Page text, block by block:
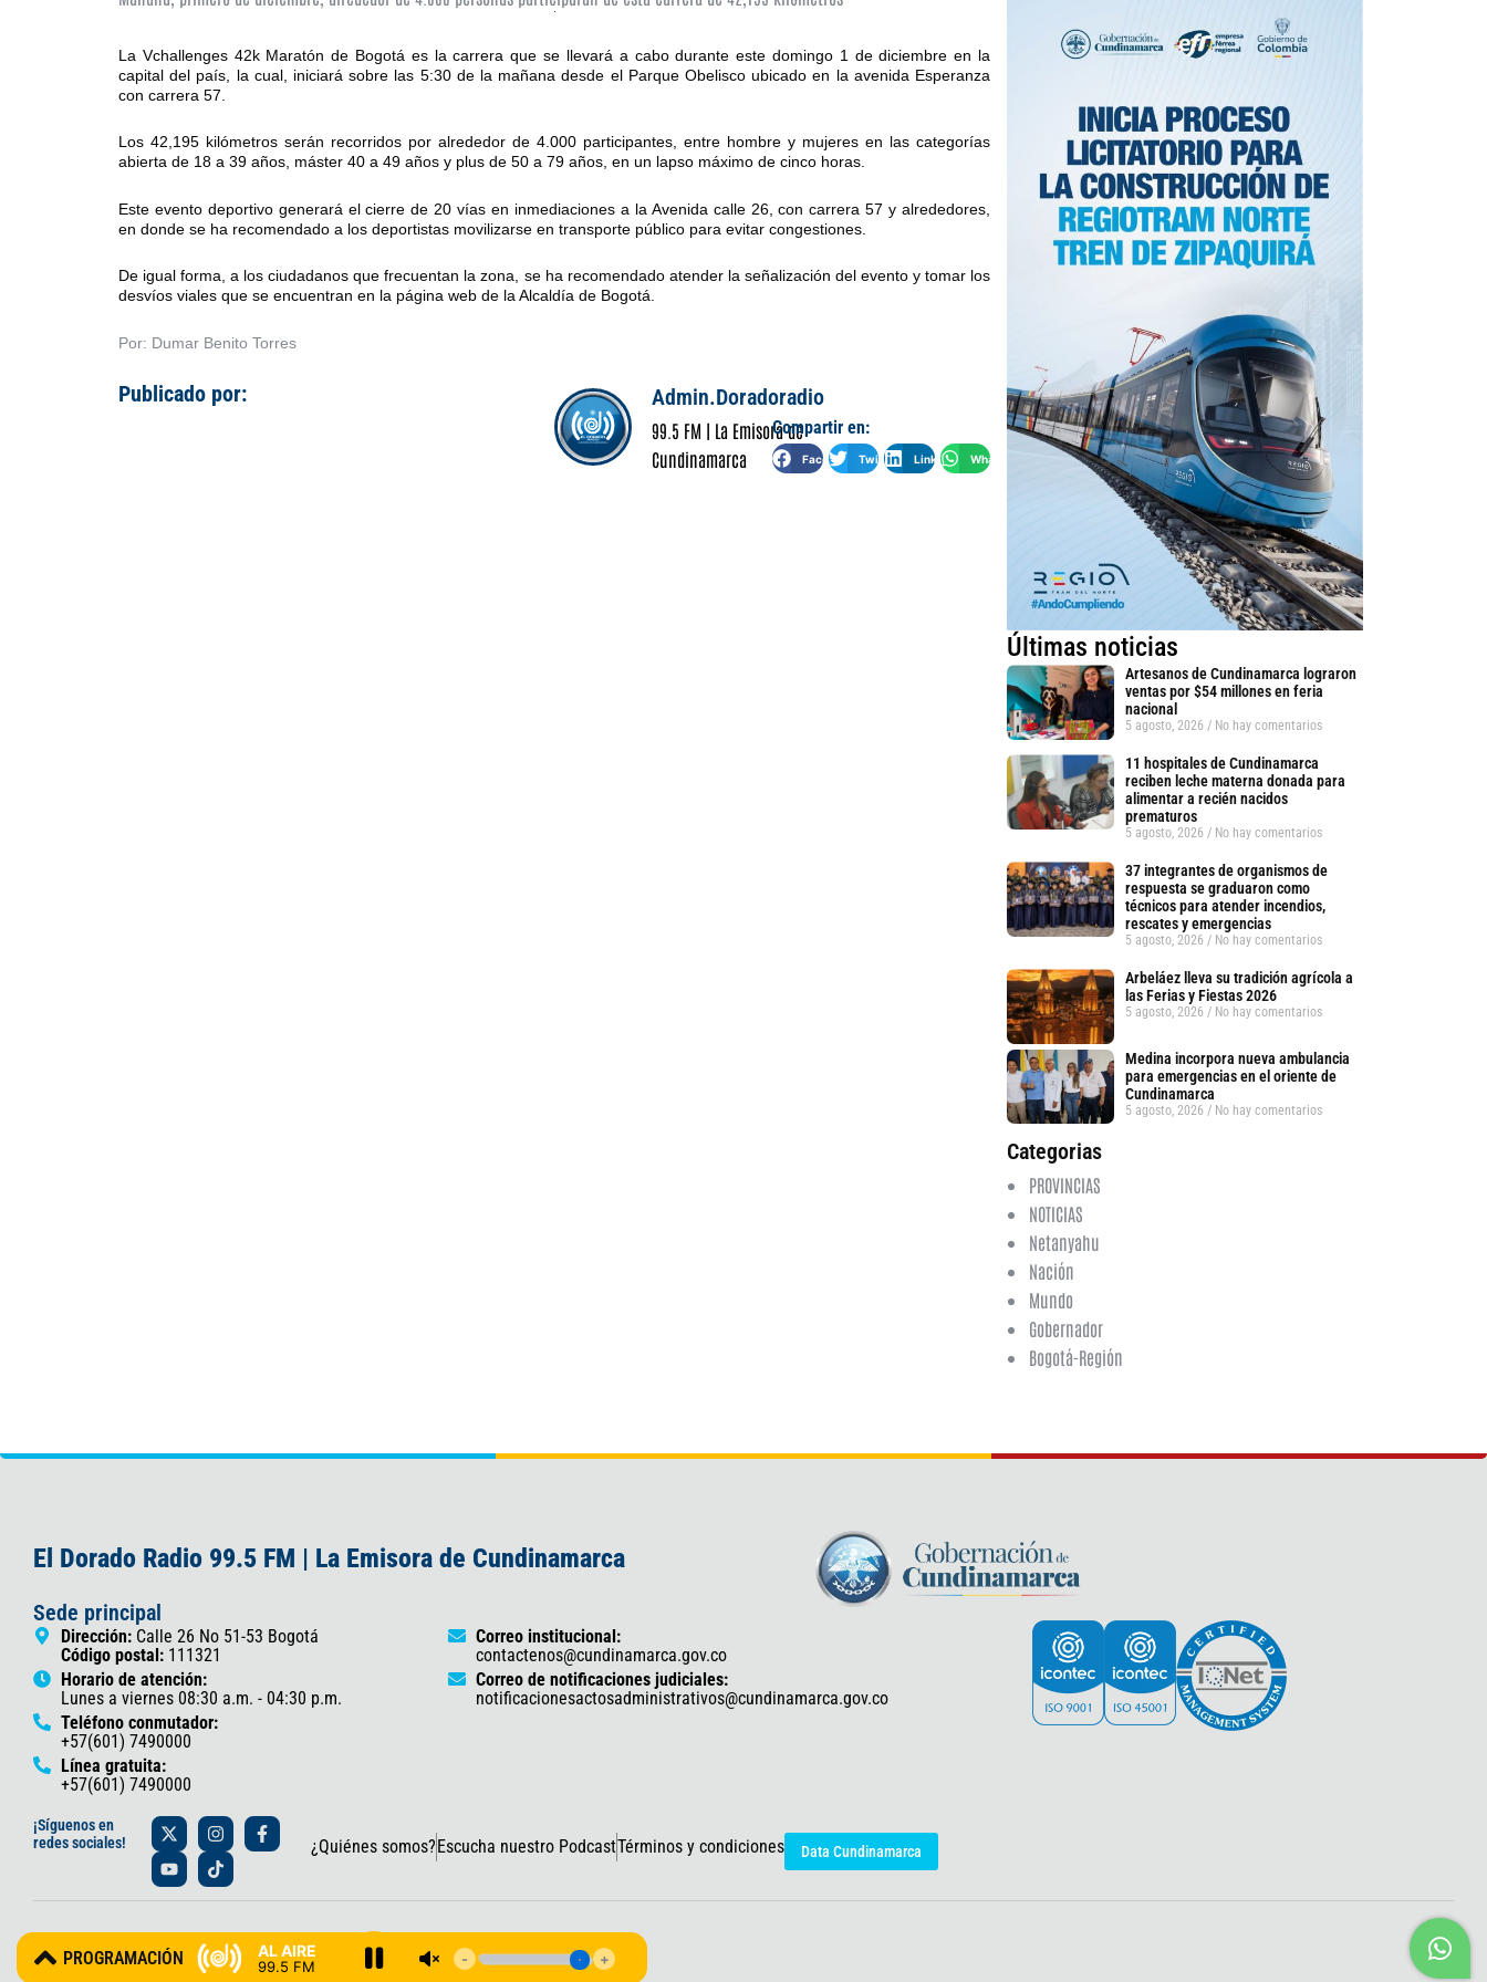
La Vchallenges 42k Maratón de Bogotá es la carrera que se llevará a cabo durante este domingo 1 de diciembre en la
capital del país, la cual, iniciará sobre las 5:30 de la mañana desde el Parque Obelisco ubicado en la avenida Esperanza
con carrera 57.
Los 42,195 kilómetros serán recorridos por alrededor de 4.000 participantes, entre hombre y mujeres en las categorías
abierta de 18 a 39 años, máster 40 a 49 años y plus de 50 a 79 años, en un lapso máximo de cinco horas.
Este evento deportivo generará el cierre de 20 vías en inmediaciones a la Avenida calle 26, con carrera 57 y alrededores,
en donde se ha recomendado a los deportistas movilizarse en transporte público para evitar congestiones.
De igual forma, a los ciudadanos que frecuentan la zona, se ha recomendado atender la señalización del evento y tomar los
desvíos viales que se encuentran en la página web de la Alcaldía de Bogotá.
Por: Dumar Benito Torres
Publicado por: Admin.Doradoradio
99.5 FM | La Emisora de
Cundinamarca
Compartir en:
Facebook Twitter LinkedIn WhatsApp
Últimas noticias
Artesanos de Cundinamarca lograron
ventas por $54 millones en feria
nacional
5 agosto, 2026 No hay comentarios
11 hospitales de Cundinamarca
reciben leche materna donada para
alimentar a recién nacidos
prematuros
5 agosto, 2026 No hay comentarios
37 integrantes de organismos de
respuesta se graduaron como
técnicos para atender incendios,
rescates y emergencias
5 agosto, 2026 No hay comentarios
Arbeláez lleva su tradición agrícola a
las Ferias y Fiestas 2026
5 agosto, 2026 No hay comentarios
Medina incorpora nueva ambulancia
para emergencias en el oriente de
Cundinamarca
5 agosto, 2026 No hay comentarios
Categorias
PROVINCIAS
NOTICIAS
Netanyahu
Nación
Mundo
Gobernador
Bogotá-Región
El Dorado Radio 99.5 FM | La Emisora de Cundinamarca
Sede principal
Dirección: Calle 26 No 51-53 Bogotá
Código postal: 111321
Horario de atención:
Lunes a viernes 08:30 a.m. - 04:30 p.m.
Teléfono conmutador:
+57(601) 7490000
Línea gratuita:
+57(601) 7490000
Correo institucional:
contactenos@cundinamarca.gov.co
Correo de notificaciones judiciales:
notificacionesactosadministrativos@cundinamarca.gov.co
AL AIRE
99.5 FM
¡Síguenos en
redes sociales!
X
-
t
w
i
t
e
r
I
n
s
t
a
r
a
m
F
a
c
o
k
-
Y
o
u
t
u
e
T
i
k
t
o
¿Quiénes somos?Escucha nuestro PodcastTérminos y condiciones Data Cundinamarca
© 2025 Gobernación de Cundinamarca – Oficina de Prensa y Comunicaciones
PROGRAMACIÓN